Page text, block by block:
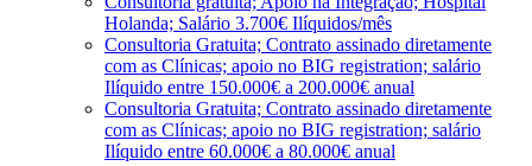
Holanda; Salário 3.700€ Ilíquidos/mês
Consultoria Gratuita; Contrato assinado diretamente
com as Clínicas; apoio no BIG registration; salário
Ilíquido entre 150.000€ a 200.000€ anual
Consultoria Gratuita; Contrato assinado diretamente
com as Clínicas; apoio no BIG registration; salário
Ilíquido entre 60.000€ a 80.000€ anual